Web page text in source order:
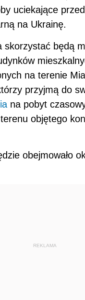
uciekające
na Ukrainę.
skorzystać będą
na terenie
przyjmą do
na pobyt
objętego
obejmowało
REKLAMA